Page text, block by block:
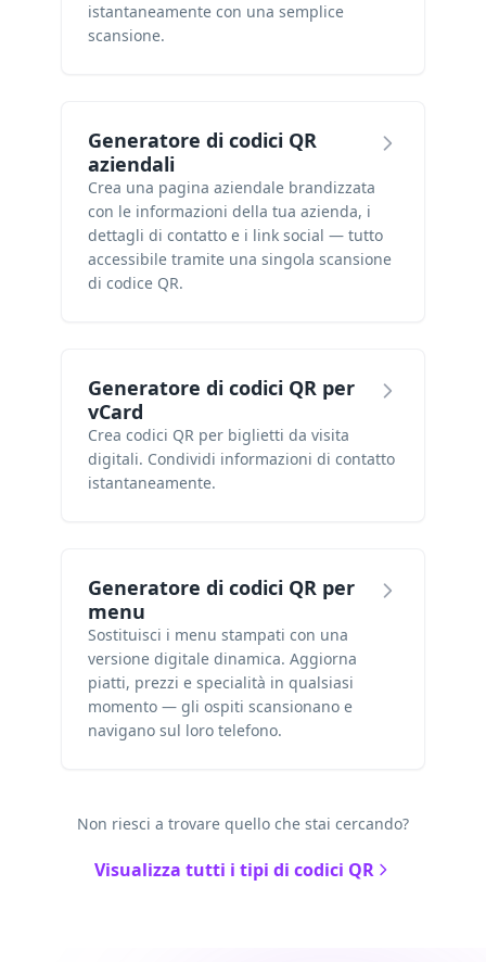
istantaneamente con una semplice
scansione.
Generatore di codici QR
aziendali
Crea una pagina aziendale brandizzata
con le informazioni della tua azienda, i
dettagli di contatto e i link social — tutto
accessibile tramite una singola scansione
di codice QR.
Generatore di codici QR per
vCard
Crea codici QR per biglietti da visita
digitali. Condividi informazioni di contatto
istantaneamente.
Generatore di codici QR per
menu
Sostituisci i menu stampati con una
versione digitale dinamica. Aggiorna
piatti, prezzi e specialità in qualsiasi
momento — gli ospiti scansionano e
navigano sul loro telefono.
Non riesci a trovare quello che stai cercando?
Visualizza tutti i tipi di codici QR